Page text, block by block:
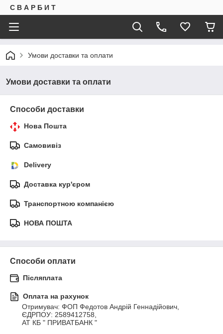
С В А Р Б И Т
Умови доставки та оплати
Умови доставки та оплати
Способи доставки
Нова Пошта
Самовивіз
Delivery
Доставка кур'єром
Транспортною компанією
НОВА ПОШТА
Способи оплати
Післяплата
Оплата на рахунок
Отримувач: ФОП Федотов Андрій Геннадійович,
ЄДРПОУ: 2589412758,
АТ КБ " ПРИВАТБАНК "